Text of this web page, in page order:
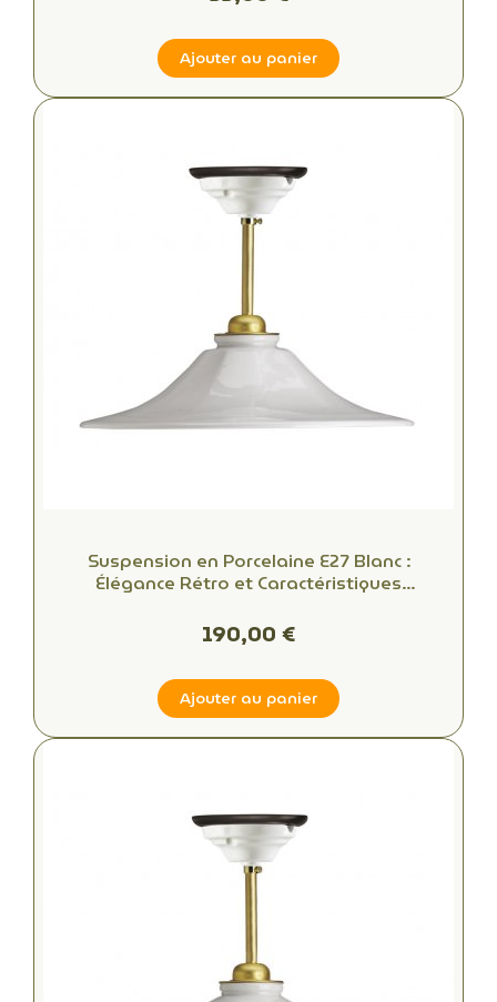
Ajouter au panier
Suspension en Porcelaine E27 Blanc :
Élégance Rétro et Caractéristiques
190,00 €
Ajouter au panier